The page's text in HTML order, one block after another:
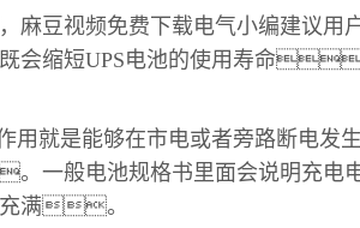
视频免费下载电气小编建议用户
会缩短UPS电池的使用寿命
就是能够在市电或者旁路断电发
一般电池规格书里面会说明充电
充满。